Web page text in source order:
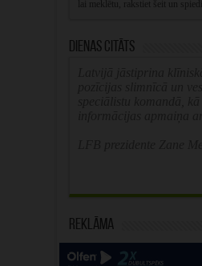
Dienas citāts
Reklāma